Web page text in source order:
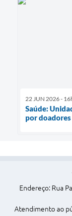
22 JUN 2026 -
Saúde:
por doadores
Endereço: Rua
Atendimento ao